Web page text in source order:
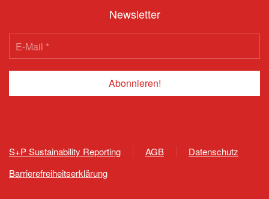
Newsletter
S+P Sustainability Reporting AGB
Datenschutz
Barrierefreiheitserklärung